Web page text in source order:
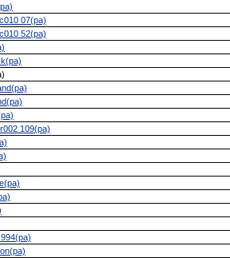
07(pa)
52(pa)
109(pa)